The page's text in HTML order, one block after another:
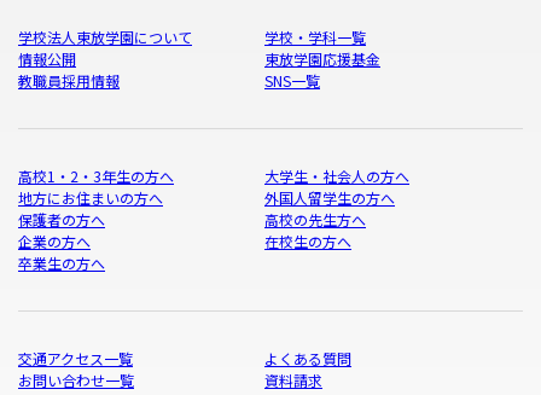
学校法人東放学園について
学校・学科一覧
情報公開
東放学園応援基金
教職員採用情報
SNS一覧
高校1・2・3年生の方へ
大学生・社会人の方へ
地方にお住まいの方へ
外国人留学生の方へ
保護者の方へ
高校の先生方へ
企業の方へ
在校生の方へ
卒業生の方へ
交通アクセス一覧
よくある質問
お問い合わせ一覧
資料請求